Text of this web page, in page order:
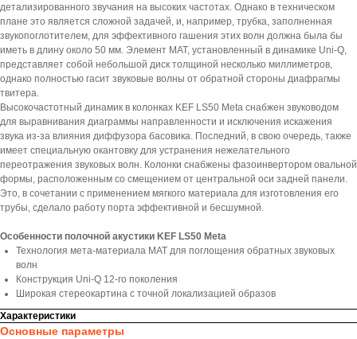
детализированного звучания на высоких частотах. Однако в техническом
плане это является сложной задачей, и, например, трубка, заполненная
звукопоглотителем, для эффективного гашения этих волн должна была бы
иметь в длину около 50 мм. Элемент MAT, установленный в динамике Uni-Q,
представляет собой небольшой диск толщиной несколько миллиметров,
однако полностью гасит звуковые волны от обратной стороны диафрагмы
твитера.
Высокочастотный динамик в колонках KEF LS50 Meta снабжен звуководом
для выравнивания диаграммы направленности и исключения искажения
звука из-за влияния диффузора басовика. Последний, в свою очередь, также
имеет специальную окантовку для устранения нежелательного
переотражения звуковых волн. Колонки снабжены фазоинвертором овальной
формы, расположенным со смещением от центральной оси задней панели.
Это, в сочетании с применением мягкого материала для изготовления его
трубы, сделало работу порта эффективной и бесшумной.
Особенности полочной акустики KEF LS50 Meta
Технология мета-материала MAT для поглощения обратных звуковых
волн
Конструкция Uni-Q 12-го поколения
Широкая стереокартина с точной локализацией образов
Характеристики
Основные параметры